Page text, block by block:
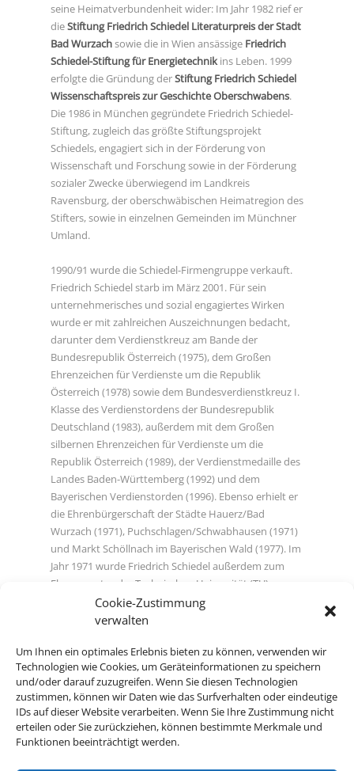
Cookie-Zustimmung
verwalten
Um Ihnen ein optimales Erlebnis bieten zu können, verwenden wir
Technologien wie Cookies, um Geräteinformationen zu speichern
und/oder darauf zuzugreifen. Wenn Sie diesen Technologien
zustimmen, können wir Daten wie das Surfverhalten oder eindeutige
IDs auf dieser Website verarbeiten. Wenn Sie Ihre Zustimmung nicht
erteilen oder Sie zurückziehen, können bestimmte Merkmale und
Funktionen beeinträchtigt werden.
seine Heimatverbundenheit wider: Im Jahr 1982 rief er
dieStiftung Friedrich Schiedel Literaturpreis der Stadt
Bad Wurzachsowie die in Wien ansässige Friedrich
Schiedel-Stiftung für Energietechnikins Leben. 1999
erfolgte die Gründung derStiftung Friedrich Schiedel
Wissenschaftspreis zur Geschichte Oberschwabens.
Die 1986 in München gegründete Friedrich Schiedel-
Stiftung, zugleich das größte Stiftungsprojekt
Schiedels, engagiert sich in der Förderung von
Wissenschaft und Forschung sowie in der Förderung
sozialer Zwecke überwiegend im Landkreis
Ravensburg, der oberschwäbischen Heimatregion des
Stifters, sowie in einzelnen Gemeinden im Münchner
Umland.
1990/91 wurde die Schiedel-Firmengruppe verkauft.
Friedrich Schiedel starb im März 2001. Für sein
unternehmerisches und sozial engagiertes Wirken
wurde er mit zahlreichen Auszeichnungen bedacht,
darunter dem Verdienstkreuz am Bande der
Bundesrepublik Österreich (1975), dem Großen
Ehrenzeichen für Verdienste um die Republik
Österreich (1978) sowie dem Bundesverdienstkreuz I.
Klasse des Verdienstordens der Bundesrepublik
Deutschland (1983), außerdem mit dem Großen
silbernen Ehrenzeichen für Verdienste um die
Republik Österreich (1989), der Verdienstmedaille des
Landes Baden-Württemberg (1992) und dem
Bayerischen Verdienstorden (1996). Ebenso erhielt er
die Ehrenbürgerschaft der Städte Hauerz/Bad
Wurzach (1971), Puchschlagen/Schwabhausen (1971)
und Markt Schöllnach im Bayerischen Wald (1977). Im
Jahr 1971 wurde Friedrich Schiedel außerdem zum
Ehrensenator der Technischen Universität (TU)
München ernannt, mit der sein Unternehmen intensiv
zusammenarbeitete.
2013 erschien in der Biberacher Verlagsdruckerei eine
von der Friedrich Schiedel-Stiftung herausgegebene
und von Rolf Waldvogel verfasste Biografie des
Stifters mit dem Titel „Friedrich Schiedel 1913-2001.
Zum Gedenken an einen großen Unternehmer und
Gönner“. Die Publikation ist unter der ISBN-Nummer